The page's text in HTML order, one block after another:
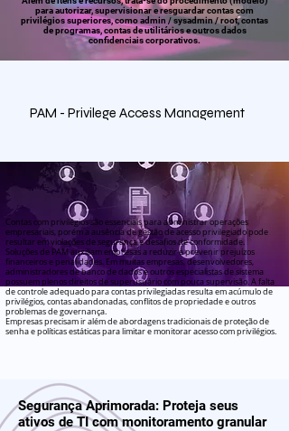
para autorizar, supervisionar e resguardar contas com
privilégios superiores, como admin / sysadmin / root, contas
de programas, contas de utilitários e outros dados
confidenciais corporativos.
PAM - Privilege Access Management
Contas com privilégios são essenciais para administrar operações
empresariais, porém a ausência de gestão de acesso privilegiado pode
resultar em violações de segurança e desafios de conformidade.
Soluções de PAM auxiliam empresas a reduzir e prevenir prejuízos
financeiros e penalidades. Em muitas empresas, desenvolvedores,
administradores de banco de dados e outros especialistas de sistema
possuem plenos direitos de superusuário com pouca supervisão. A falta
de controle adequado para contas privilegiadas resulta em acúmulo de
privilégios, contas abandonadas, conflitos de propriedade e outros
problemas de governança.
Empresas precisam ir além de abordagens tradicionais de proteção de
senha e políticas estáticas para limitar e monitorar acesso com privilégios.
Segurança Aprimorada: Proteja seus
ativos de TI com monitoramento granular